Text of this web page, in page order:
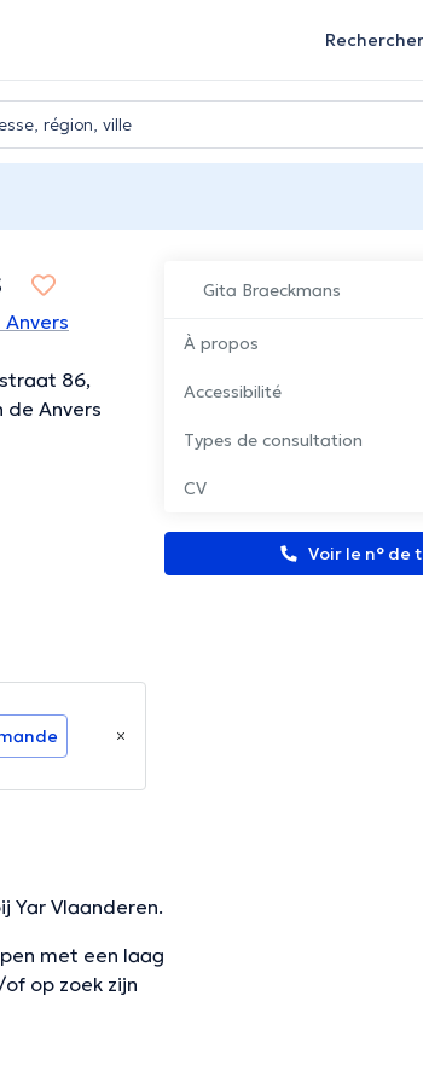
Rechercher
Gita Braeckmans
À propos
Accessibilité
Types de consultation
CV
Voir le n° de
86,
de Anvers
Yar Vlaanderen.
met een laag
op zoek zijn